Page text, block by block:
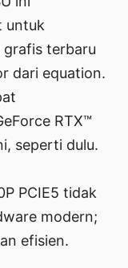
untuk
grafis terbaru
dari equation.
RTX™
seperti dulu.
PCIE5 tidak
modern;
efisien.